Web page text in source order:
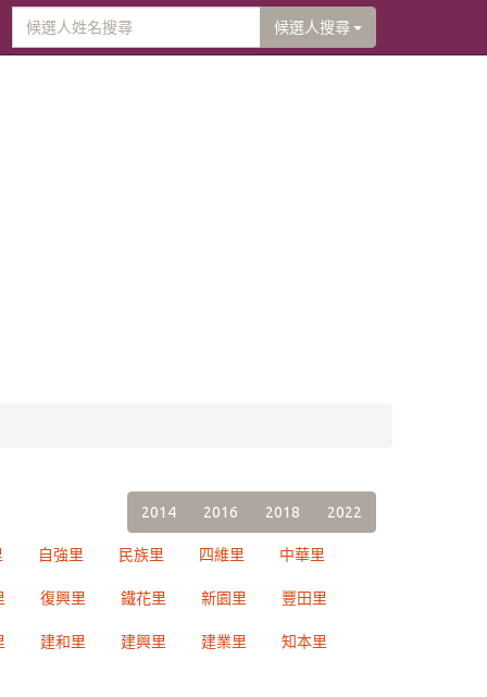
候選人搜尋
2014 2016 2018 2022
自強里 民族里 四維里 中華里
復興里 鐵花里 新園里 豐田里
建和里 建興里 建業里 知本里